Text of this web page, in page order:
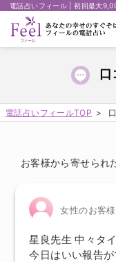
電話占いフィール | 初回最大
電話占いフィールTOP
お客様から寄せられ
女性のお客様
星良先生 中々タ
今日はいい報告